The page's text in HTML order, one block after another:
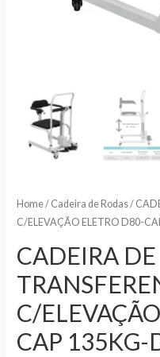
Home/ Cadeira de Rodas/
C/ELEVAÇÃO ELETRO D80-
CADEIRA DE
C/
CAP 135KG-